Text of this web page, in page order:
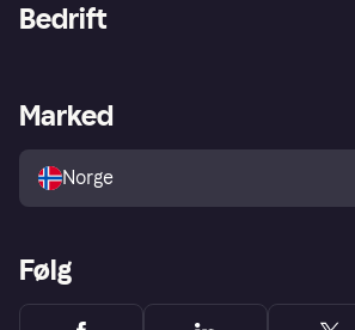
Utforsk butikker
Bedrift
Merchant portal
Marked
Norge
Følg